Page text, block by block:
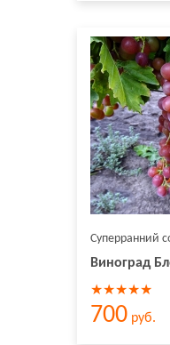
Суперранний
Виноград
★★★★★
700руб.